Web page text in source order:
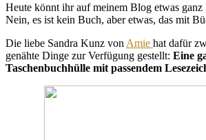
Heute könnt ihr auf meinem Blog etwas ganz
Nein, es ist kein Buch, aber etwas, das mit
Die liebe Sandra Kunz von Amie hat dafür
genähte Dinge zur Verfügung gestellt: Eine
Taschenbuchhülle mit passendem